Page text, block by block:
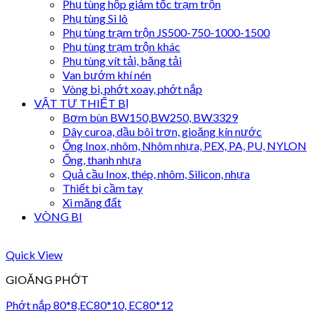
Phụ tùng hộp giảm tốc trạm trộn
Phụ tùng Si lô
Phụ tùng trạm trộn JS500-750-1000-1500
Phụ tùng trạm trộn khác
Phụ tùng vít tải, băng tải
Van bướm khí nén
Vòng bi, phớt xoay, phớt nắp
VẬT TƯ THIẾT BỊ
Bơm bùn BW150,BW250, BW3329
Dây curoa, dầu bôi trơn, gioăng kín nước
Ống Inox, nhôm, Nhôm nhựa, PEX, PA, PU, NYLON
Ống, thanh nhựa
Quả cầu Inox, thép, nhôm, Silicon, nhựa
Thiết bị cầm tay
Xi măng đất
VÒNG BI
Quick View
GIOĂNG PHỚT
Phớt nắp 80*8,EC80*10, EC80*12